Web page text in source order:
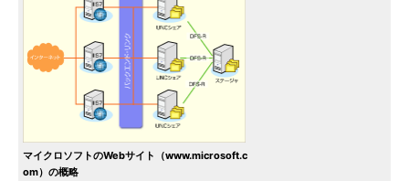
マイクロソフトのWebサイト（www.microsoft.c
om）の概略